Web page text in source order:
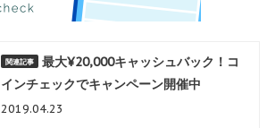
最大¥20,000キャッシュバック！コ
インチェックでキャンペーン開催中
2019.04.23